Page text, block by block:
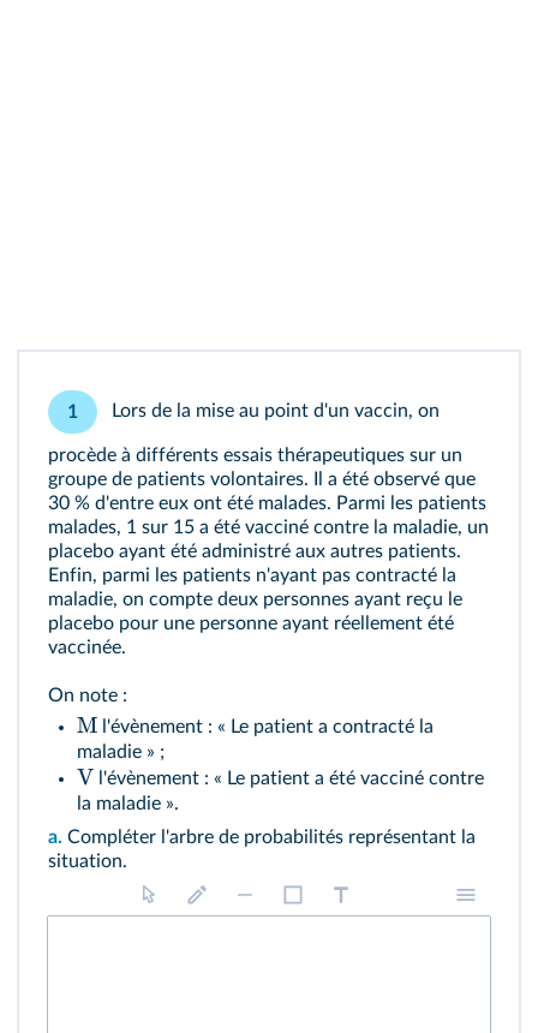
1 Lors de la mise au point d'un vaccin, on
procède à différents essais thérapeutiques sur un
groupe de patients volontaires. Il a été observé que
30 % d'entre eux ont été malades. Parmi les patients
malades, 1 sur 15 a été vacciné contre la maladie, un
placebo ayant été administré aux autres patients.
Enfin, parmi les patients n'ayant pas contracté la
maladie, on compte deux personnes ayant reçu le
placebo pour une personne ayant réellement été
vaccinée.
On note :
M l'évènement : « Le patient a contracté la
maladie » ;
V l'évènement : « Le patient a été vacciné contre
la maladie ».
a. Compléter l'arbre de probabilités représentant la
situation.